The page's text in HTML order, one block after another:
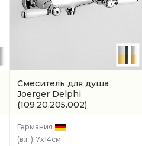
Смеситель для душа
Joerger Delphi
(109.20.205.002)
Германия
(в.г.) 7x14см